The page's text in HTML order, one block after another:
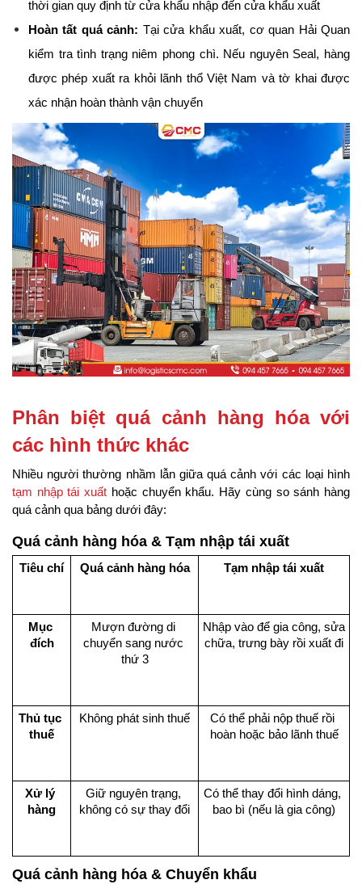
thời gian quy định từ cửa khẩu nhập đến cửa khẩu xuất
Hoàn tất quá cảnh: Tại cửa khẩu xuất, cơ quan Hải Quan
kiểm tra tình trạng niêm phong chì. Nếu nguyên Seal, hàng
được phép xuất ra khỏi lãnh thổ Việt Nam và tờ khai được
xác nhận hoàn thành vận chuyển
Phân biệt quá cảnh hàng hóa với
các hình thức khác
tạm nhập tái xuất hoặc chuyển khẩu. Hãy cùng so sánh hàng
quá cảnh qua bảng dưới đây:
Quá cảnh hàng hóa & Tạm nhập tái xuất
Tiêu chí Quá cảnh hàng hóa Tạm nhập tái xuất
Mục
đích
Mượn đường di
chuyển sang nước
thứ 3
Nhập vào để gia công, sửa
chữa, trưng bày rồi xuất đi
Thủ tục
thuế
Không phát sinh thuế
Có thể phải nộp thuế rồi
hoàn hoặc bảo lãnh thuế
Xử lý
hàng
Giữ nguyên trạng,
không có sự thay đổi
Có thể thay đổi hình dáng,
bao bì (nếu là gia công)
Quá cảnh hàng hóa & Chuyển khẩu